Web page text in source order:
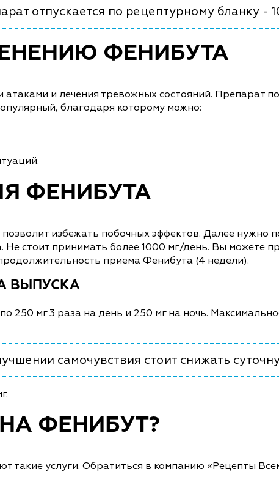
отпускается по рецептурному бланку -
ФЕНИБУТА
и лечения тревожных состояний. Препарат
благодаря которому можно:
ФЕНИБУТА
избежать побочных эффектов. Далее нужно
Не стоит принимать более 1000 мг/день. Вы можете
приема Фенибута (4 недели).
ВЫПУСКА
250 мг 3 раза на день и 250 мг на ночь.
самочувствия стоит снижать
ФЕНИБУТ?
такие услуги. Обратиться в компанию «Рецепты